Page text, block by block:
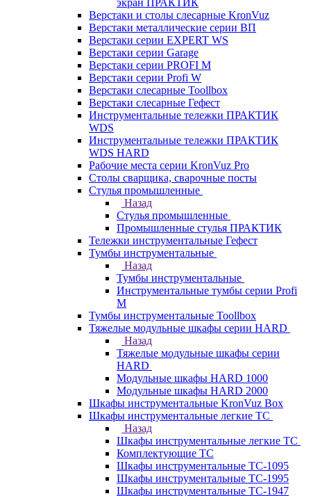
экран ПРАКТИК
Верстаки и столы слесарные KronVuz
Верстаки металлические серии ВП
Верстаки серии EXPERT WS
Верстаки серии Garage
Верстаки серии PROFI M
Верстаки серии Profi W
Верстаки слесарные Toollbox
Верстаки слесарные Гефест
Инструментальные тележки ПРАКТИК
WDS
Инструментальные тележки ПРАКТИК
WDS HARD
Рабочие места серии KronVuz Pro
Столы сварщика, сварочные посты
Стулья промышленные
Назад
Стулья промышленные
Промышленные стулья ПРАКТИК
Тележки инструментальные Гефест
Тумбы инструментальные
Назад
Тумбы инструментальные
Инструментальные тумбы серии Profi
M
Тумбы инструментальные Toollbox
Тяжелые модульные шкафы серии HARD
Назад
Тяжелые модульные шкафы серии
HARD
Модульные шкафы HARD 1000
Модульные шкафы HARD 2000
Шкафы инструментальные KronVuz Box
Шкафы инструментальные легкие ТС
Назад
Шкафы инструментальные легкие ТС
Комплектующие ТС
Шкафы инструментальные TC-1095
Шкафы инструментальные TC-1995
Шкафы инструментальные ТС-1947